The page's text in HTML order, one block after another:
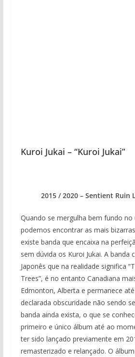
Kuroi Jukai – “Kuroi Jukai”
2015 / 2020 – Sentient Ruin
Quando se mergulha bem fundo no
podemos encontrar as mais
existe banda que encaixa na
sem dúvida os Kuroi Jukai. A banda
Japonês que na realidade significa
Trees”, é no entanto Canadiana
Edmonton, Alberta e permanece
declarada obscuridade não sendo
banda ainda exista, o que se
primeiro e único álbum até ao
ter sido lançado previamente em
remasterizado e relançado. O